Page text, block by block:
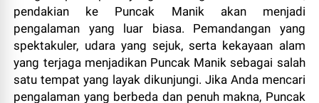
pendakian ke Puncak Manik akan menjadi
pengalaman yang luar biasa. Pemandangan yang
spektakuler, udara yang sejuk, serta kekayaan alam
yang terjaga menjadikan Puncak Manik sebagai salah
satu tempat yang layak dikunjungi. Jika Anda mencari
pengalaman yang berbeda dan penuh makna, Puncak